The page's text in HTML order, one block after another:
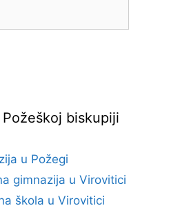
biskupiji
u Požegi
gimnazija u Virovitici
škola u Virovitici